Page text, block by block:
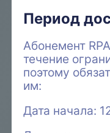
Период
Абонемент
течение
поэтому
им:
Дата начала: